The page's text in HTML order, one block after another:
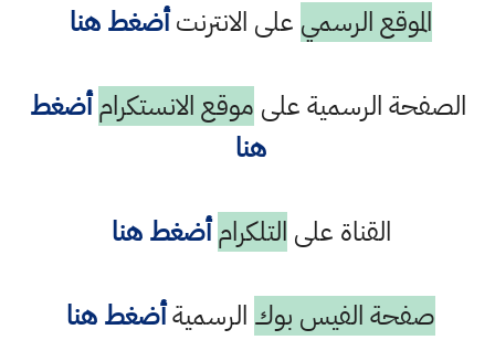
الموقع الرسمي على الانترنتأضغط هنا
الصفحة الرسمية على موقع الانستكرام أضغط
هنا
القناة على التلكرام أضغط هنا
صفحة الفيس بوك الرسميةأضغط هنا